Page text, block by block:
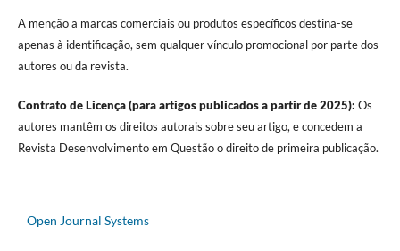
A menção a marcas comerciais ou produtos específicos destina-se
apenas à identificação, sem qualquer vínculo promocional por parte dos
autores ou da revista.
Contrato de Licença (para artigos publicados a partir de 2025): Os
autores mantêm os direitos autorais sobre seu artigo, e concedem a
Revista Desenvolvimento em Questão o direito de primeira publicação.
Open Journal Systems